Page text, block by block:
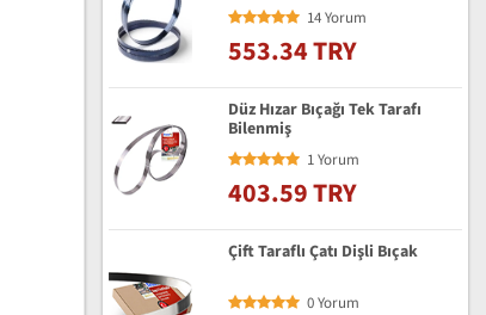
14 Yorum
553.34 TRY
Düz Hızar Bıçağı Tek Tarafı
Bilenmiş
1 Yorum
403.59 TRY
Çift Taraflı Çatı Dişli Bıçak
0 Yorum